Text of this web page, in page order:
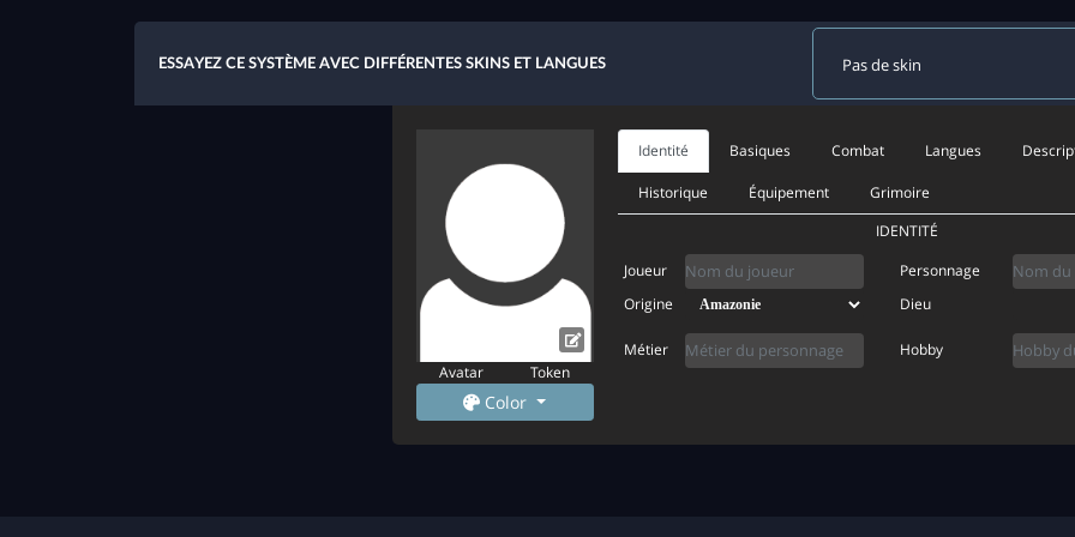
ESSAYEZ CE SYSTÈME AVEC DIFFÉRENTES SKINS ET LANGUES
Avatar Token
Color
Identité Basiques Combat Langues
Historique Équipement
Grimoire
IDENTITÉ
Joueur
Origine
Personnage
Dieu
Métier Hobby